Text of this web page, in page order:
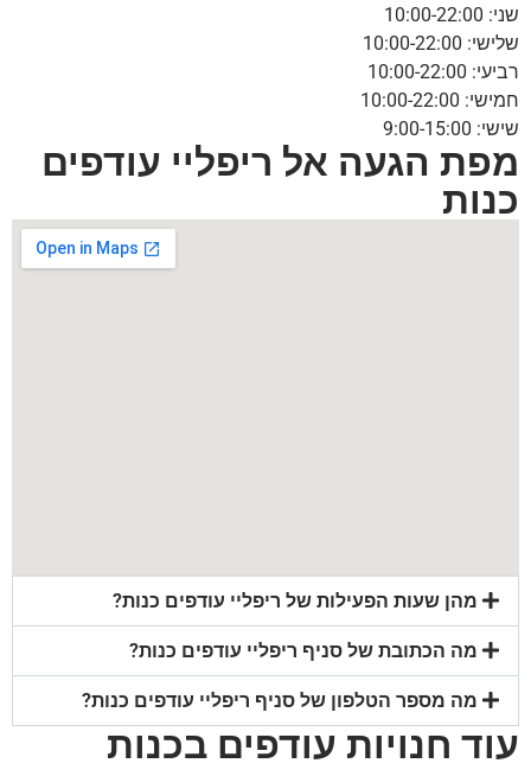
שני: 10:00-22:00
שלישי: 10:00-22:00
רביעי: 10:00-22:00
חמישי: 10:00-22:00
שישי: 9:00-15:00
מפת הגעה אל ריפליי עודפים
כנות
מהן שעות הפעילות של ריפליי עודפים כנות?
מה הכתובת של סניף ריפליי עודפים כנות?
מה מספר הטלפון של סניף ריפליי עודפים כנות?
עוד חנויות עודפים בכנות